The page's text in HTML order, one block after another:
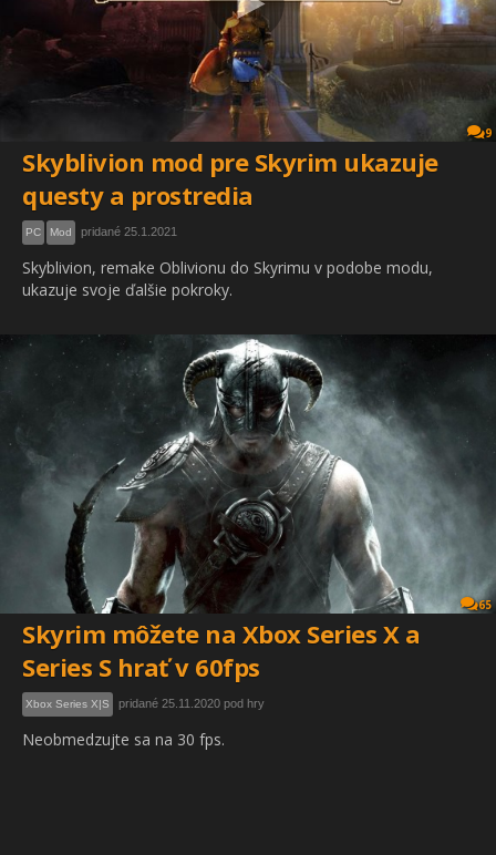
9
Skyblivion mod pre Skyrim ukazuje
questy a prostredia
PC Mod pridané 25.1.2021
Skyblivion, remake Oblivionu do Skyrimu v podobe modu,
ukazuje svoje ďalšie pokroky.
65
Skyrim môžete na Xbox Series X a
Series S hrať v 60fps
Xbox Series X|S pridané 25.11.2020 pod hry
Neobmedzujte sa na 30 fps.